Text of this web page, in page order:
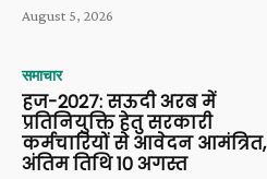
August 5, 2026
समाचार
हज-2027: सऊदी अरब में
प्रतिनियुक्ति हेतु सरकारी
कर्मचारियों से आवेदन आमंत्रित,
अंतिम तिथि 10 अगस्त